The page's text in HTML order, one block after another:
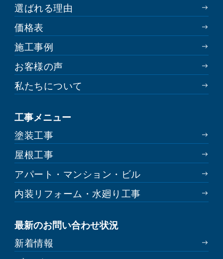
選ばれる理由
価格表
施工事例
お客様の声
私たちについて
工事メニュー
塗装工事
屋根工事
アパート・マンション・ビル
内装リフォーム・水廻り工事
最新のお問い合わせ状況
新着情報